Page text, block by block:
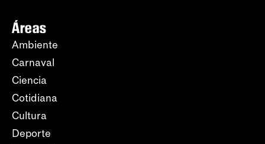
Áreas
Ambiente
Carnaval
Ciencia
Cotidiana
Cultura
Deporte